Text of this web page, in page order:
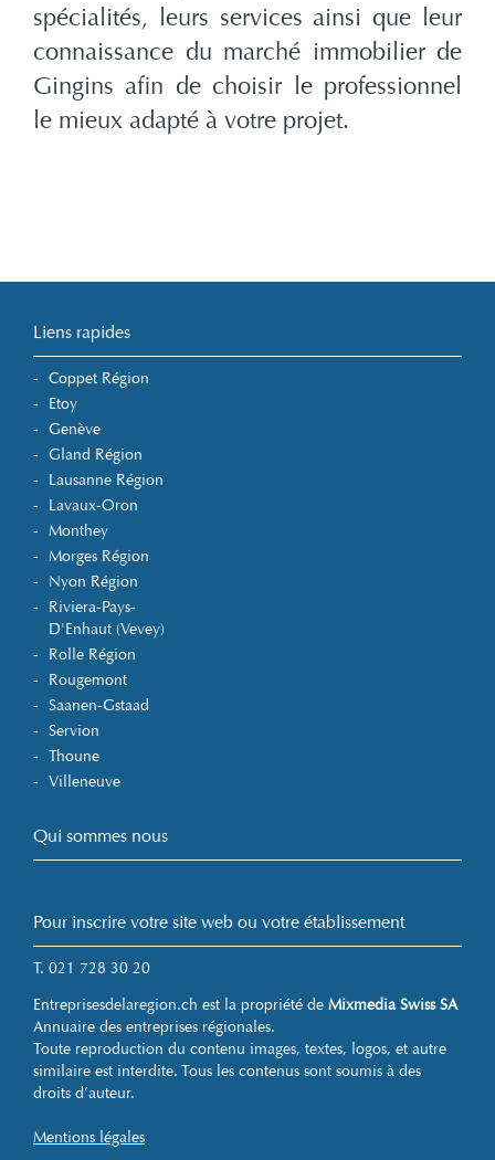
spécialités, leurs services ainsi que leur
connaissance du marché immobilier de
Gingins afin de choisir le professionnel
le mieux adapté à votre projet.
Liens rapides
Coppet Région
Etoy
Genève
Gland Région
Lausanne Région
Lavaux-Oron
Monthey
Morges Région
Nyon Région
Riviera-Pays-
D'Enhaut (Vevey)
Rolle Région
Rougemont
Saanen-Gstaad
Servion
Thoune
Villeneuve
Qui sommes nous
Pour inscrire votre site web ou votre établissement
T. 021 728 30 20
Entreprisesdelaregion.ch est la propriété de Mixmedia Swiss SA
Annuaire des entreprises régionales.
Toute reproduction du contenu images, textes, logos, et autre
similaire est interdite. Tous les contenus sont soumis à des
droits d’auteur.
Mentions légales